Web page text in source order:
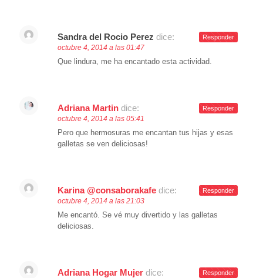
Sandra del Rocio Perez dice:
octubre 4, 2014 a las 01:47
Que lindura, me ha encantado esta actividad.
Responder
Adriana Martin dice:
octubre 4, 2014 a las 05:41
Pero que hermosuras me encantan tus hijas y esas
galletas se ven deliciosas!
Responder
Karina @consaborakafe dice:
octubre 4, 2014 a las 21:03
Me encantó. Se vé muy divertido y las galletas
deliciosas.
Responder
Adriana Hogar Mujer dice: Responder